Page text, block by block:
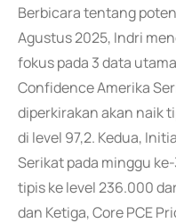
Berbicara tentang
Agustus 2025, Indri
fokus pada 3 data
Confidence Amerika
diperkirakan akan naik
di level 97,2. Kedua,
Serikat pada minggu
tipis ke level 236.000
dan Ketiga, Core PCE